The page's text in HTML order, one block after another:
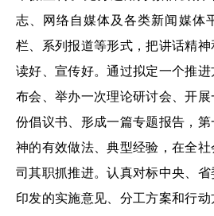
志、网络自媒体及各类新闻媒体
栏、系列报道等形式，把讲话精
读好、宣传好。通过拟定一个推
布会、举办一次理论研讨会、开
份倡议书、形成一篇专题报告，
神的有效做法、典型经验，在全
司其职抓推进。认真对标中央、
印发的实施意见、分工方案和行